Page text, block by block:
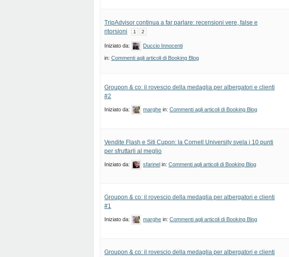
TripAdvisor continua a far parlare: recensioni vere, false e
ritorsioni
1 2
Iniziato da: Duccio Innocenti
in: Commenti agli articoli di Booking Blog
Groupon & co: il rovescio della medaglia per albergatori e clienti
#2
Iniziato da: marghe in: Commenti agli articoli di Booking Blog
Vendite Flash e Siti Cupon: la Cornell University svela i 10 punti
per sfruttarli al meglio
Iniziato da: sfarinel in: Commenti agli articoli di Booking Blog
Groupon & co: il rovescio della medaglia per albergatori e clienti
#1
Iniziato da: marghe in: Commenti agli articoli di Booking Blog
Groupon & co: il rovescio della medaglia per albergatori e clienti